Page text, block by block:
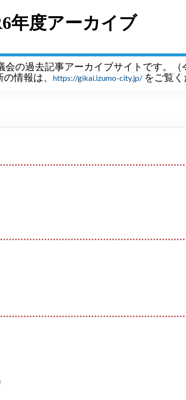
年度アーカイブ
会の過去記事アーカイブサイトです。（
情報は、
https://gikai.izumo-city.jp/ をご覧